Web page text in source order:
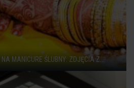
MANICURE ŚLUBNY: ZDJĘCIA Z...